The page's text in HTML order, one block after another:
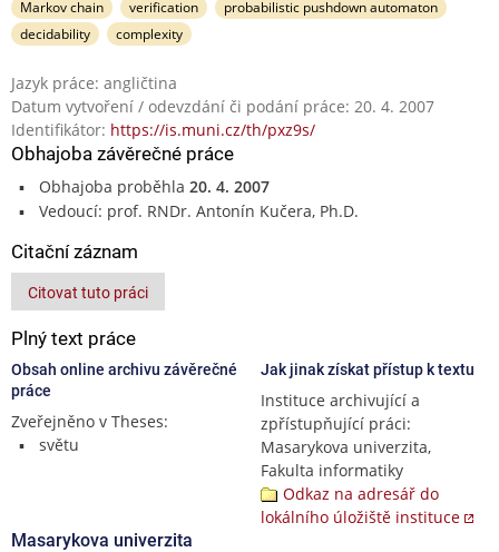
Markov chain verification
probabilistic pushdown automaton
decidability
complexity
Jazyk práce: angličtina
Datum vytvoření / odevzdání či podání práce: 20. 4. 2007
Identifikátor: https://is.muni.cz/th/pxz9s/
Obhajoba závěrečné práce
Obhajoba proběhla 20. 4. 2007
Vedoucí: prof. RNDr. Antonín Kučera, Ph.D.
Citační záznam
Citovat tuto práci
Plný text práce
Obsah online archivu závěrečné
práce
Zveřejněno v Theses:
světu
Jak jinak získat přístup k textu
Instituce archivující a
zpřístupňující práci:
Masarykova univerzita,
Fakulta informatiky
Odkaz na adresář do
lokálního úložiště instituce
Masarykova univerzita